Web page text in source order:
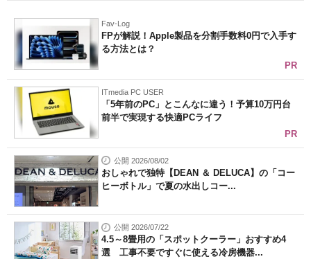
Fav-Log
FPが解説！Apple製品を分割手数料0円で入手す
る方法とは？
PR
ITmedia PC USER
「5年前のPC」とこんなに違う！予算10万円台
前半で実現する快適PCライフ
PR
公開 2026/08/02
おしゃれで独特【DEAN ＆ DELUCA】の「コー
ヒーボトル」で夏の水出しコー...
公開 2026/07/22
4.5～8畳用の「スポットクーラー」おすすめ4
選 工事不要ですぐに使える冷房機器...